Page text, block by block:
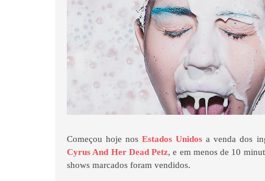
Começou hoje nosEstados Unidos a venda dos
Cyrus And Her Dead Petz, e em menos de 10
shows marcados foram vendidos.